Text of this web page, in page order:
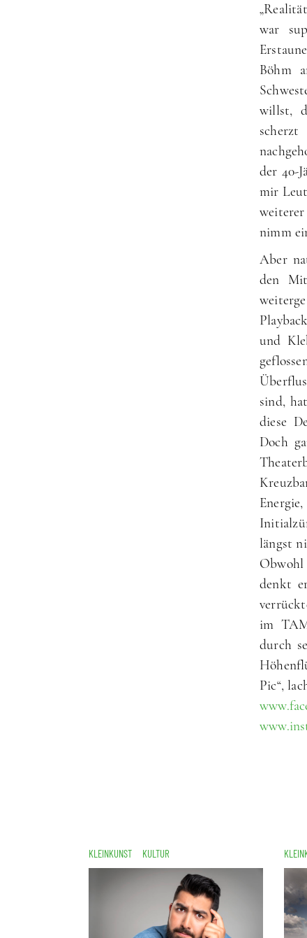
war
Böhm
willst,
der 40-
mir
nimm
Aber
den
und
sind,
diese
Doch
längst
denkt
im
durch
Pic“,
KLEINKUNST KULTUR